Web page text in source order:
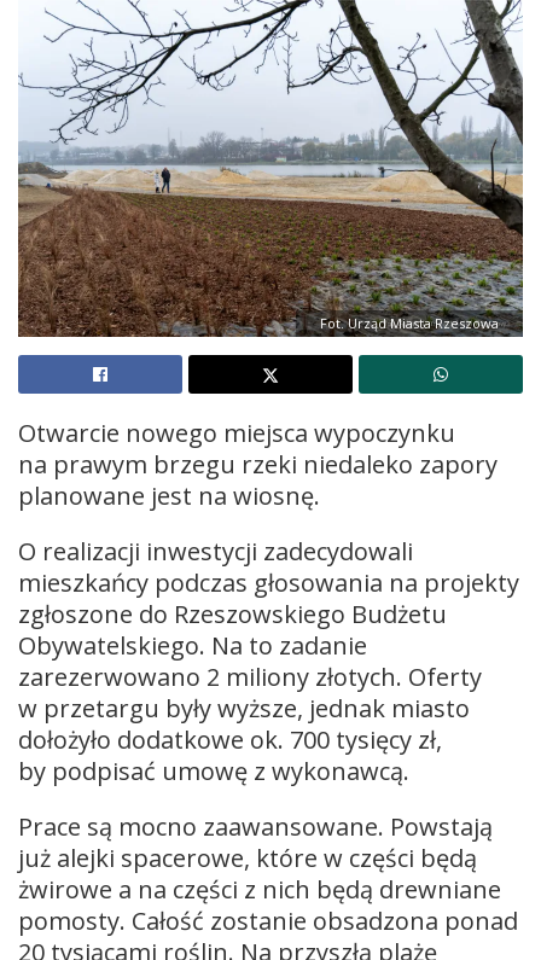
Fot. Urząd Miasta Rzeszowa
Otwarcie nowego miejsca wypoczynku
na prawym brzegu rzeki niedaleko zapory
planowane jest na wiosnę.
O realizacji inwestycji zadecydowali
mieszkańcy podczas głosowania na projekty
zgłoszone do Rzeszowskiego Budżetu
Obywatelskiego. Na to zadanie
zarezerwowano 2 miliony złotych. Oferty
w przetargu były wyższe, jednak miasto
dołożyło dodatkowe ok. 700 tysięcy zł,
by podpisać umowę z wykonawcą.
Prace są mocno zaawansowane. Powstają
już alejki spacerowe, które w części będą
żwirowe a na części z nich będą drewniane
pomosty. Całość zostanie obsadzona ponad
20 tysiącami roślin. Na przyszłą plażę